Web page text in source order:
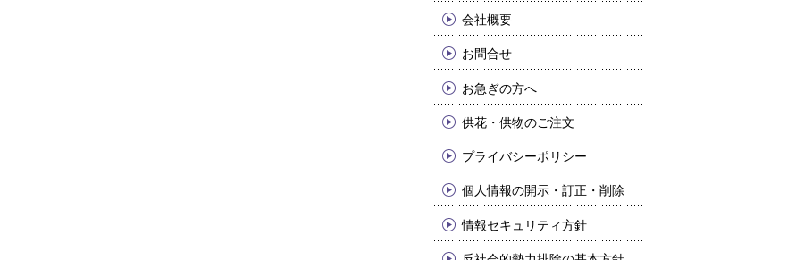
会社概要
お問合せ
お急ぎの方へ
供花・供物のご注文
プライバシーポリシー
個人情報の開示・訂正・削除
情報セキュリティ方針